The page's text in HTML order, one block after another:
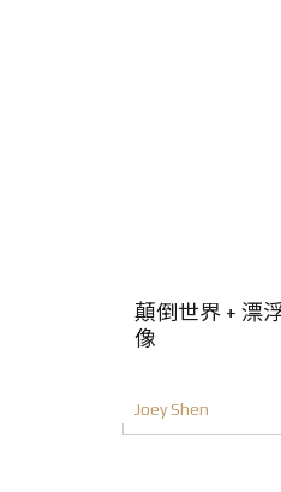
顛倒世界 + 漂
像
Joey Shen